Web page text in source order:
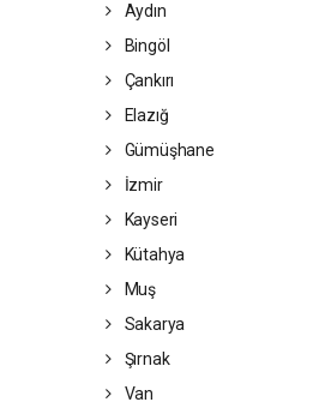
Aydın
Bingöl
Çankırı
Elazığ
Gümüşhane
İzmir
Kayseri
Kütahya
Muş
Sakarya
Şırnak
Van